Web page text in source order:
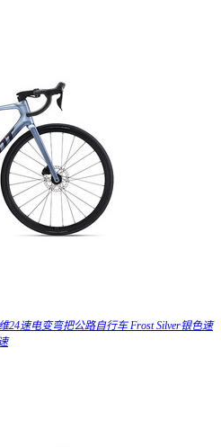
24速电变弯把公路自行车 Frost Silver银色速